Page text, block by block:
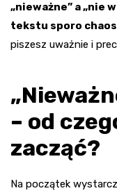
„nieważne” a „nie
tekstu sporo
piszesz uważnie i
– od
zacząć?
Na początek